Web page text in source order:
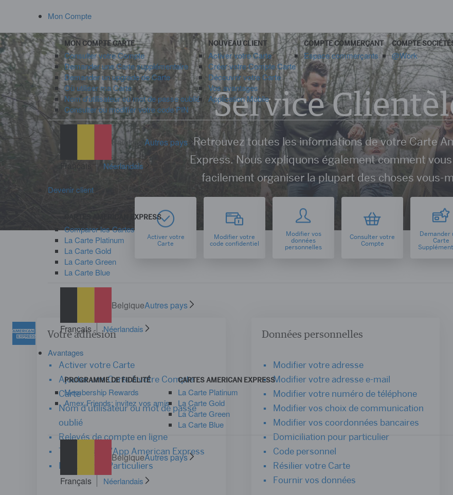
Mon Compte
MON COMPTE CARTE
Consulter votre Compte
Demander une Carte supplémentaire
Demander un upgrade de Carte
Où utiliser ma Carte
Nom d'utilisateur ou mot de passe oublié
Consulter ou modifier votre code PIN
NOUVEAU CLIENT
Activer votre Carte
Créer votre Compte Carte
Découvrir votre Carte
Vos avantages
Application Mobile
COMPTE COMMERÇANT
Espace commerçants
COMPTE
@Work
BelgiqueAutres pays
Français Néerlandais
Devenir client
CARTES AMERICAN EXPRESS
Comparer les Cartes
La Carte Platinum
La Carte Gold
La Carte Green
La Carte Blue
BelgiqueAutres pays
Français Néerlandais
Avantages
PROGRAMME DE FIDÉLITÉ
Membership Rewards
Amex Friends: invitez vos amis
CARTES AMERICAN EXPRESS
La Carte Platinum
La Carte Gold
La Carte Green
La Carte Blue
BelgiqueAutres pays
Français Néerlandais
Service
Retrouvez toutes les informations de votre Carte
Express. Nous expliquons également comment
facilement organiser la plupart des choses vous-
Activer votre
Carte
Modifier votre
code confidentiel
Modifier vos
données
personnelles
Consulter votre
Compte
Demander
Carte
Votre adhésion
Activer votre Carte
Ajouter une Carte à votre Compte
Carte
Nom d'utilisateur ou mot de passe
oublié
Relevés de compte en ligne
Télécharger l’App American Express
Documents Particuliers
Données personnelles
Modifier votre adresse
Modifier votre adresse e-mail
Modifier votre numéro de téléphone
Modifier vos choix de communication
Modifier vos coordonnées bancaires
Domiciliation pour particulier
Code personnel
Résilier votre Carte
Fournir vos données